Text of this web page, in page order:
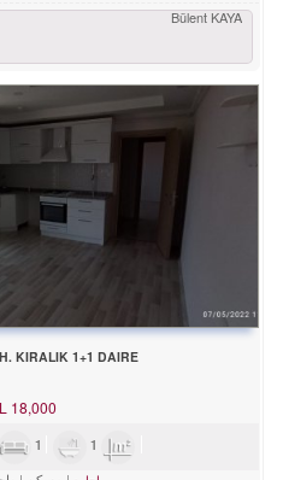
Bülent KAYA
KIRALIK 1+1 DAIRE
18,000
1 1